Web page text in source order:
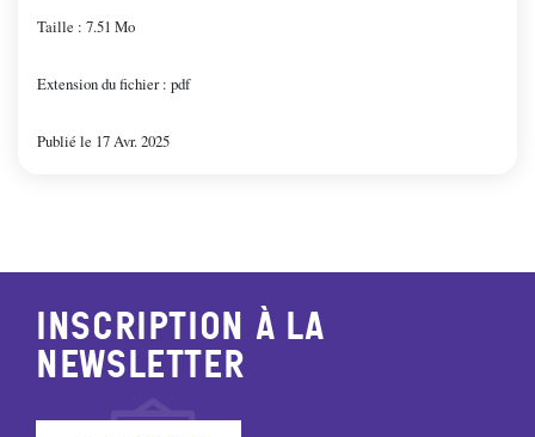
Taille : 7.51 Mo
Extension du fichier : pdf
Publié le 17 Avr. 2025
Inscription à la
newsletter